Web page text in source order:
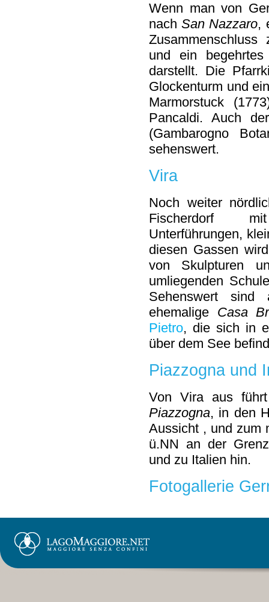
Wenn man von
nachSan Nazzaro,
und ein
darstellt. Die
Glockenturm und
Marmorstuck
Pancaldi. Auch
(Gambarogno
sehenswert.
Vira
Noch weiter
Fischerdorf
Unterführungen,
diesen Gassen
von Skulpturen
umliegenden
Sehenswert
ehemalige Casa
Pietro, die sich in
über dem See
Piazzogna und
Von Vira aus
Piazzogna, in den
Aussicht , und zum
ü.NN an der
und zu Italien hin.
Fotogallerie